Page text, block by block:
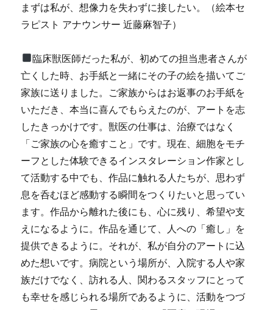
まずは私が、想像力を失わずに接したい。（絵本セ
ラピスト アナウンサー 近藤麻智子）
臨床獣医師だった私が、初めての担当患者さんが
亡くした時、お手紙と一緒にその子の絵を描いてご
家族に送りました。ご家族からはお返事のお手紙を
いただき、本当に喜んでもらえたのが、アートを志
したきっかけです。獣医の仕事は、治療ではなく
「ご家族の心を癒すこと」です。現在、細胞をモチ
ーフとした体験できるインスタレーション作家とし
て活動する中でも、作品に触れる人たちが、思わず
息を呑むほど感動する瞬間をつくりたいと思ってい
ます。作品から離れた後にも、心に残り、希望や支
えになるように。作品を通じて、人への「癒し」を
提供できるように。それが、私が自分のアートに込
めた想いです。病院という場所が、入院する人や家
族だけでなく、訪れる人、関わるスタッフにとって
も幸せを感じられる場所であるように、活動をつづ